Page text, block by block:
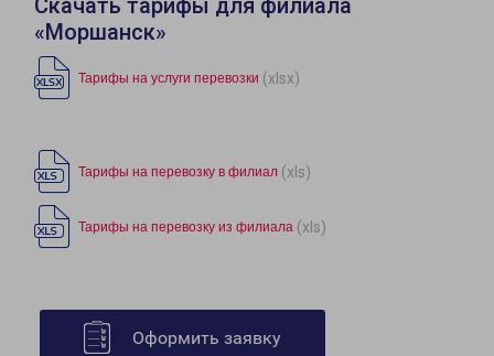
Скачать тарифы для филиала
«Моршанск»
Тарифы на услуги перевозки (xlsx)
Тарифы на перевозку в филиал (xls)
Тарифы на перевозку из филиала (xls)
Оформить заявку